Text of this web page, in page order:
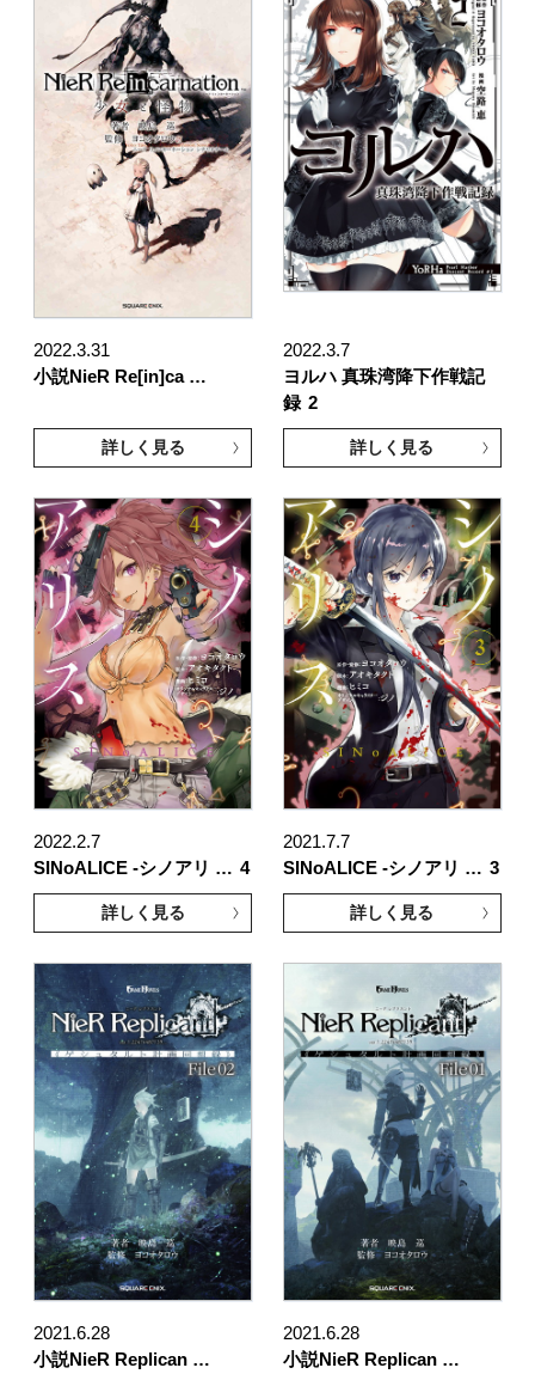
2022.3.31
小説NieR Re[in]ca …
詳しく見る
2022.3.7
ヨルハ 真珠湾降下作戦記
録 2
詳しく見る
2022.2.7
SINoALICE -シノアリ … 4
詳しく見る
2021.7.7
SINoALICE -シノアリ … 3
詳しく見る
2021.6.28
小説NieR Replican …
2021.6.28
小説NieR Replican …